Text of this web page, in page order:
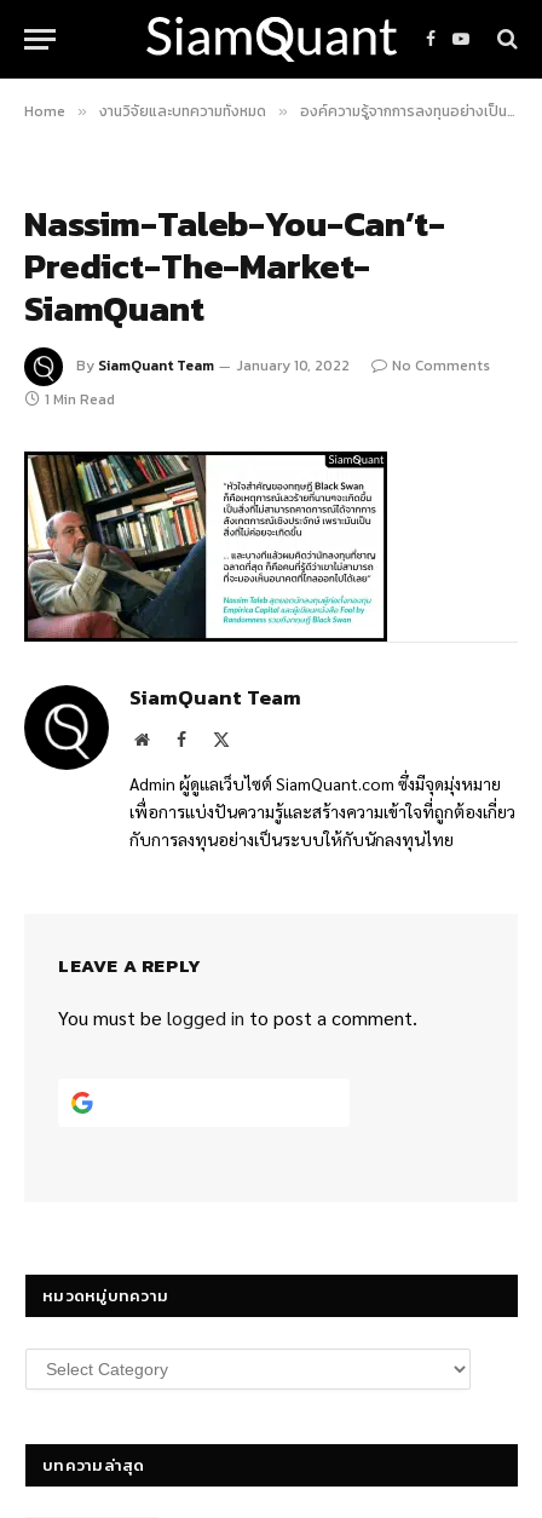
Facebook
YouTube
Home » งานวิจัยและบทความทั้งหมด » องค์ความรู้จากการลงทุนอย่างเป็นระบบ
Nassim-Taleb-You-Can’t-
Predict-The-Market-
SiamQuant
By SiamQuant Team January 10, 2022
No Comments
1 Min Read
SiamQuant Team
WebsiteFacebook
Admin ผู้ดูแลเว็บไซต์ SiamQuant.com ซึ่งมีจุดมุ่งหมาย
เพื่อการแบ่งปันความรู้และสร้างความเข้าใจที่ถูกต้องเกี่ยว
กับการลงทุนอย่างเป็นระบบให้กับนักลงทุนไทย
LEAVE A REPLY
You must be logged in to post a comment.
หมวดหมู่บทความ
หมวด
หมู่
บทความล่าสุด